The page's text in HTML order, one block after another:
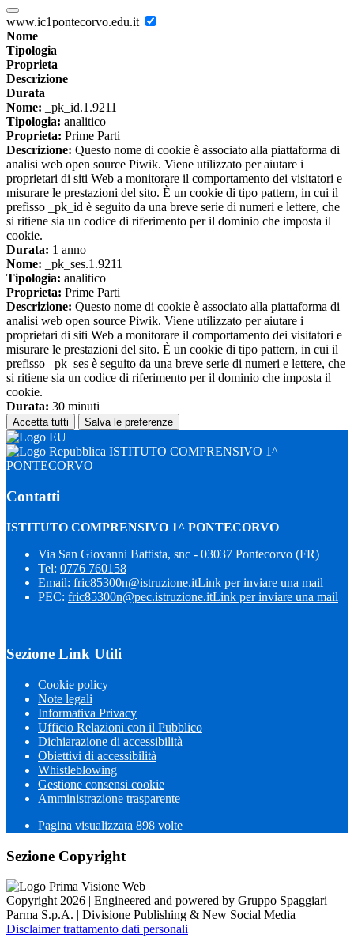
www.ic1pontecorvo.edu.it
Nome
Tipologia
Proprieta
Descrizione
Durata
Nome: _pk_id.1.9211
Tipologia: analitico
Proprieta: Prime Parti
Descrizione: Questo nome di cookie è associato alla piattaforma di
analisi web open source Piwik. Viene utilizzato per aiutare i
proprietari di siti Web a monitorare il comportamento dei visitatori e
misurare le prestazioni del sito. È un cookie di tipo pattern, in cui il
prefisso _pk_id è seguito da una breve serie di numeri e lettere, che
si ritiene sia un codice di riferimento per il dominio che imposta il
cookie.
Durata: 1 anno
Nome: _pk_ses.1.9211
Tipologia: analitico
Proprieta: Prime Parti
Descrizione: Questo nome di cookie è associato alla piattaforma di
analisi web open source Piwik. Viene utilizzato per aiutare i
proprietari di siti Web a monitorare il comportamento dei visitatori e
misurare le prestazioni del sito. È un cookie di tipo pattern, in cui il
prefisso _pk_ses è seguito da una breve serie di numeri e lettere, che
si ritiene sia un codice di riferimento per il dominio che imposta il
cookie.
Durata: 30 minuti
Accetta tutti Salva le preferenze
ISTITUTO COMPRENSIVO 1^
PONTECORVO
Contatti
ISTITUTO COMPRENSIVO 1^ PONTECORVO
Via San Giovanni Battista, snc - 03037 Pontecorvo (FR)
Tel: 0776 760158
Email: fric85300n@istruzione.itLink per inviare una mail
PEC: fric85300n@pec.istruzione.itLink per inviare una mail
Sezione Link Utili
Cookie policy
Note legali
Informativa Privacy
Ufficio Relazioni con il Pubblico
Dichiarazione di accessibilità
Obiettivi di accessibilità
Whistleblowing
Gestione consensi cookie
Amministrazione trasparente
Pagina visualizzata 898 volte
Sezione Copyright
Copyright 2026 | Engineered and powered by Gruppo Spaggiari
Parma S.p.A. | Divisione Publishing & New Social Media
Disclaimer trattamento dati personali